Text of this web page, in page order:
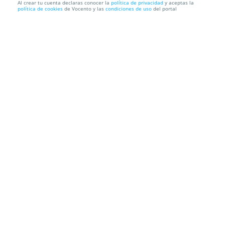
Entradas Maldtios Tacones con Luisa Martín y
Al crear tu cuenta declaras conocer la política de privacidad y aceptas la
política de cookies de Vocento y las condiciones de uso del portal